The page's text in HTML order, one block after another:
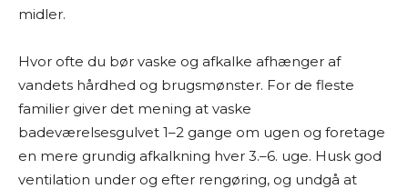
midler.
Hvor ofte du bør vaske og afkalke afhænger af
vandets hårdhed og brugsmønster. For de fleste
familier giver det mening at vaske
badeværelsesgulvet 1–2 gange om ugen og foretage
en mere grundig afkalkning hver 3.–6. uge. Husk god
ventilation under og efter rengøring, og undgå at